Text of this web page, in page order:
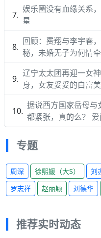
娱乐圈没有血缘关系
星
回顾：费翔与李宇春
秘，未婚无子为何情牵
辽宁太太团再迎一女
身，女友妥妥的白富美
据说西方国家岳母与
都紧张，真的么？
专题
周深 徐熙媛（大S） 刘
罗志祥
赵丽颖 刘德华
推荐实时动态